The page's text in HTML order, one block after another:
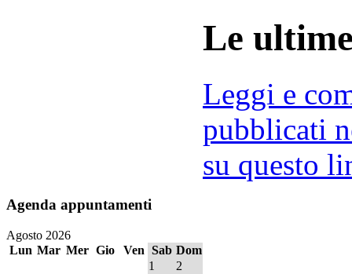
Le
Leggi e
pubblicati
su questo
Agenda appuntamenti
Agosto 2026
Lun Mar Mer Gio Ven Sab Dom
1
2